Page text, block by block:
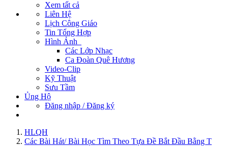
Xem tất cả
Liên Hệ
Lịch Công Giáo
Tin Tổng Hợp
Hình Ảnh
Các Lớp Nhạc
Ca Đoàn Quê Hương
Video-Clip
Kỹ Thuật
Sưu Tầm
Ủng Hộ
Đăng nhập / Đăng ký
HLQH
Các Bài Hát/ Bài Học Tìm Theo Tựa Đề Bắt Đầu Bằng T